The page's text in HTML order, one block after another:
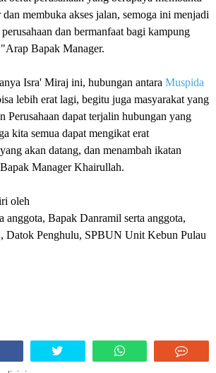
membuka akses jalan, semoga ini menjadi
dan bermanfaat bagi kampung
Bapak Manager.
Isra' Miraj ini, hubungan antara Muspida
lebih erat lagi, begitu juga masyarakat yang
Perusahaan dapat terjalin hubungan yang
kita semua dapat mengikat erat
akan datang, dan menambah ikatan
Manager Khairullah.
oleh
anggota, Bapak Danramil serta anggota,
Penghulu, SPBUN Unit Kebun Pulau